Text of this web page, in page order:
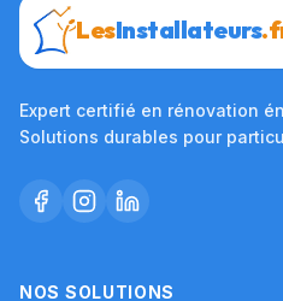
LesInstallateurs
Expert certifié en rénovation
Solutions durables pour
NOS SOLUTIONS